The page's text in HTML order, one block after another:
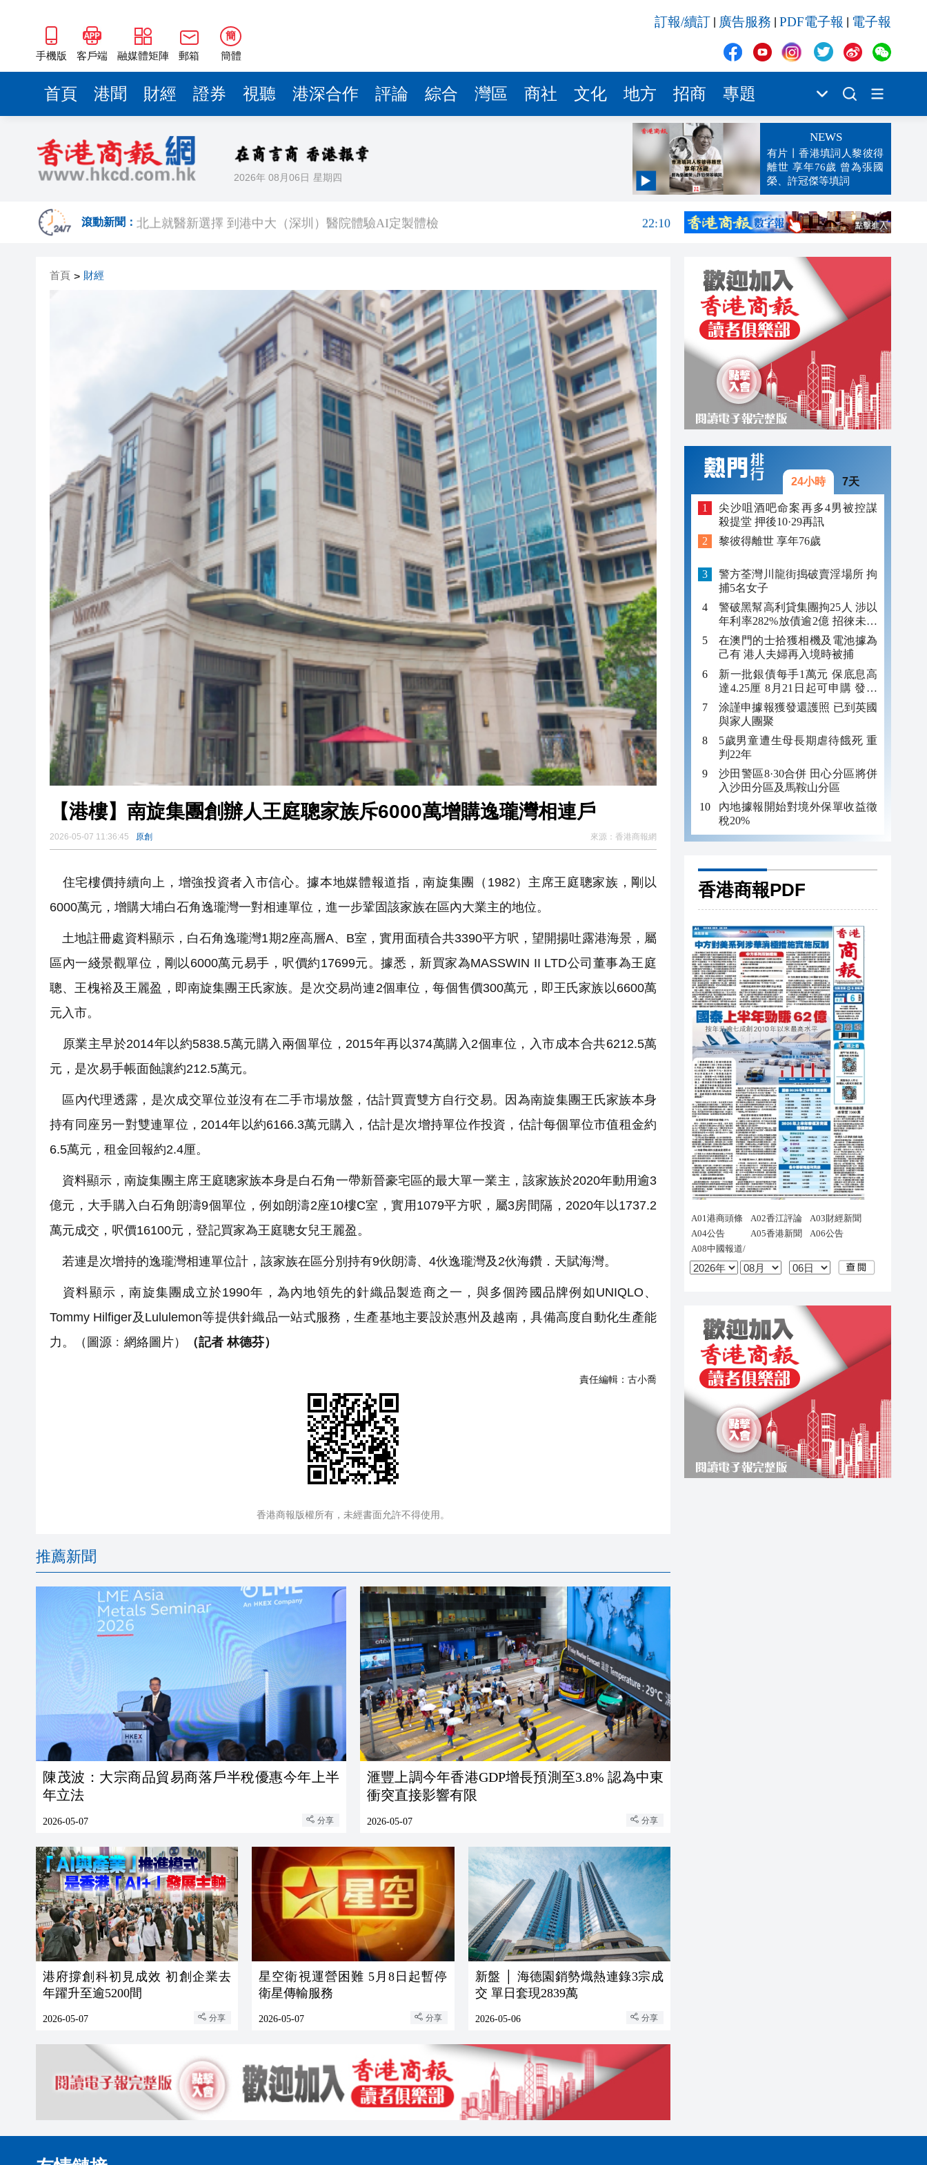
手機版 客戶端 融媒體矩陣 郵箱
簡
簡體
訂報/續訂 廣告服務 PDF電子報 電子報
首頁 港聞 財經 證券 視聽 港深合作 評論 綜合 灣區 商社 文化 地方 招商 專題
2026年 08月06日 星期四
NEWS
有片丨香港填詞人黎彼得
離世 享年76歲 曾為張國
榮、許冠傑等填詞
滾動新聞：
22:25
北上就醫新選擇 到港中大（深圳）醫院體驗AI定製體檢
22:10
今晚085期六合彩1注獨中派1911萬元
21:49
港區全國人大代表團考察安徽涇縣 調研紅色文化保護與非遺活態傳承
21:43
【議事堂】完善行政主導 破內耗握機遇
21:28
晶泰科技發布全球首個AI4S綜合平台 共建科學智能開放生態
21:05
首頁 > 財經
【港樓】南旋集團創辦人王庭聰家族斥6000萬增購逸瓏灣相連戶
2026-05-07 11:36:45 原創 來源： 香港商報網
住宅樓價持續向上，增強投資者入市信心。據本地媒體報道指，南旋集團（1982）主席王庭聰家族，剛以
6000萬元，增購大埔白石角逸瓏灣一對相連單位，進一步鞏固該家族在區內大業主的地位。
土地註冊處資料顯示，白石角逸瓏灣1期2座高層A、B室，實用面積合共3390平方呎，望開揚吐露港海景，屬
區內一綫景觀單位，剛以6000萬元易手，呎價約17699元。據悉，新買家為MASSWIN II LTD公司董事為王庭
聰、王槐裕及王麗盈，即南旋集團王氏家族。是次交易尚連2個車位，每個售價300萬元，即王氏家族以6600萬
元入市。
原業主早於2014年以約5838.5萬元購入兩個單位，2015年再以374萬購入2個車位，入市成本合共6212.5萬
元，是次易手帳面蝕讓約212.5萬元。
區內代理透露，是次成交單位並沒有在二手市場放盤，估計買賣雙方自行交易。因為南旋集團王氏家族本身
持有同座另一對雙連單位，2014年以約6166.3萬元購入，估計是次增持單位作投資，估計每個單位市值租金約
6.5萬元，租金回報約2.4厘。
資料顯示，南旋集團主席王庭聰家族本身是白石角一帶新晉豪宅區的最大單一業主，該家族於2020年動用逾3
億元，大手購入白石角朗濤9個單位，例如朗濤2座10樓C室，實用1079平方呎，屬3房間隔，2020年以1737.2
萬元成交，呎價16100元，登記買家為王庭聰女兒王麗盈。
若連是次增持的逸瓏灣相連單位計，該家族在區分別持有9伙朗濤、4伙逸瓏灣及2伙海鑽．天賦海灣。
資料顯示，南旋集團成立於1990年，為內地領先的針織品製造商之一，與多個跨國品牌例如UNIQLO、
Tommy Hilfiger及Lululemon等提供針織品一站式服務，生產基地主要設於惠州及越南，具備高度自動化生產能
力。（圖源﹕網絡圖片）
（記者 林德芬）
責任編輯： 古小喬
香港商報版權所有，未經書面允許不得使用。
推薦新聞
陳茂波：大宗商品貿易商落戶半稅優惠今年上半
年立法
2026-05-07 分享
滙豐上調今年香港GDP增長預測至3.8% 認為中東
衝突直接影響有限
2026-05-07 分享
港府撐創科初見成效 初創企業去
年躍升至逾5200間
2026-05-07 分享
星空衛視運營困難 5月8日起暫停
衛星傳輸服務
2026-05-07 分享
新盤 │ 海德園銷勢熾熱連錄3宗成
交 單日套現2839萬
2026-05-06 分享
24小時 7天
尖沙咀酒吧命案再多4男被控謀
殺提堂 押後10·29再訊
黎彼得離世 享年76歲
警方荃灣川龍街搗破賣淫場所 拘
捕5名女子
警破黑幫高利貸集團拘25人 涉以
年利率282%放債逾2億 招徠未成
年追數
在澳門的士拾獲相機及電池據為
己有 港人夫婦再入境時被捕
新一批銀債每手1萬元 保底息高
達4.25厘 8月21日起可申購 發行
金額最多550億
涂謹申據報獲發還護照 已到英國
與家人團聚
5歲男童遭生母長期虐待餓死 重
判22年
沙田警區8·30合併 田心分區將併
入沙田分區及馬鞍山分區
內地據報開始對境外保單收益徵
稅20%
香港商報PDF